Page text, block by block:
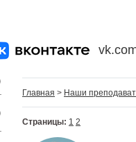
Главная > Наши
Страницы: 1 2